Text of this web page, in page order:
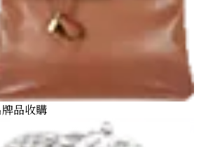
Coin 1/10 oz.
品收購